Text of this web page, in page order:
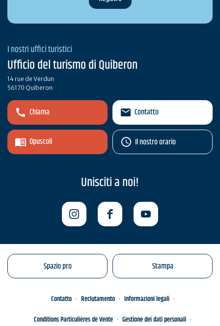
I nostri uffici turistici
Ufficio del turismo di Quiberon
14 rue de Verdun
56170 Quiberon
Chiama
Opuscoli
Contatto
Il nostro orario
Unisciti a noi!
Spazio pro Stampa
Contatto Reclutamento
Informazioni legali
Conditions Particulières de Vente
Gestione dei dati personali